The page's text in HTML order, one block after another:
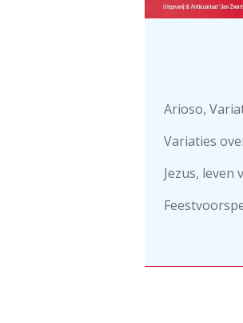
Arioso,
Variaties
Jezus, leven